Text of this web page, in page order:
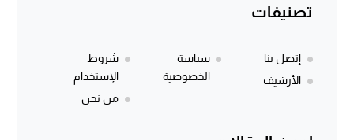
تصنيفات
إتصل بنا
الأرشيف
سياسة
الخصوصية
شروط
الإستخدام
من نحن